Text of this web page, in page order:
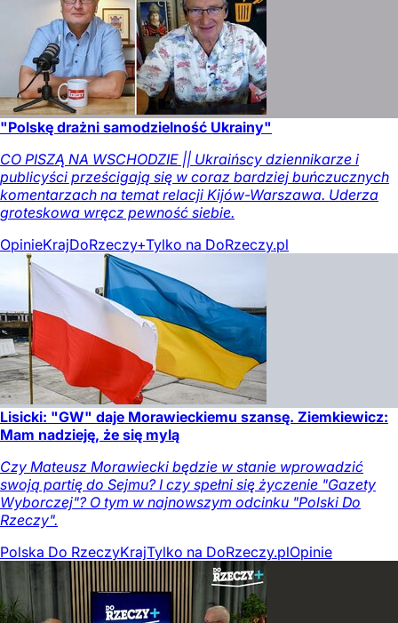
"Polskę drażni samodzielność Ukrainy"
CO PISZĄ NA WSCHODZIE || Ukraińscy dziennikarze i
publicyści prześcigają się w coraz bardziej buńczucznych
komentarzach na temat relacji Kijów-Warszawa. Uderza
groteskowa wręcz pewność siebie.
OpinieKrajDoRzeczy+Tylko na DoRzeczy.pl
Lisicki: "GW" daje Morawieckiemu szansę. Ziemkiewicz:
Mam nadzieję, że się mylą
Czy Mateusz Morawiecki będzie w stanie wprowadzić
swoją partię do Sejmu? I czy spełni się życzenie "Gazety
Wyborczej"? O tym w najnowszym odcinku "Polski Do
Rzeczy".
Polska Do RzeczyKrajTylko na DoRzeczy.plOpinie